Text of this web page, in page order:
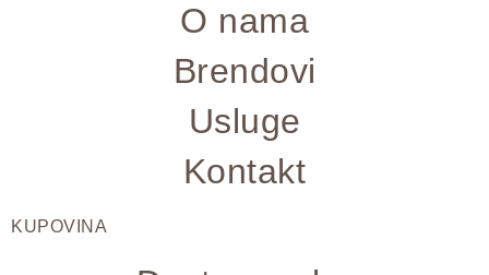
O nama
Brendovi
Usluge
Kontakt
KUPOVINA